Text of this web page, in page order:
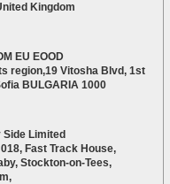
Kingdom
EU EOOD
region,19 Vitosha Blvd, 1st
BULGARIA 1000
Side Limited
Fast Track House,
Stockton-on-Tees,